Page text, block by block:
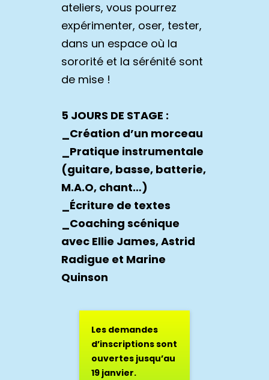
ateliers, vous pourrez
expérimenter, oser, tester,
dans un espace où la
sororité et la sérénité sont
de mise !
5 JOURS DE STAGE :
_Création d’un morceau
_Pratique instrumentale
(guitare, basse, batterie,
M.A.O, chant…)
_Écriture de textes
_Coaching scénique
avec Ellie James, Astrid
Radigue et Marine
Quinson
Les demandes
d’inscriptions sont
ouvertes jusqu’au
19 janvier.